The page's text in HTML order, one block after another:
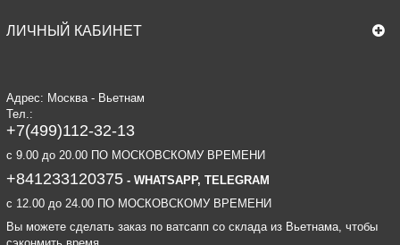
ЛИЧНЫЙ КАБИНЕТ
Адрес: Москва - Вьетнам
Тел.:
+7(499)112-32-13
c 9.00 до 20.00 ПО МОСКОВСКОМУ ВРЕМЕНИ
+841233120375- WHATSAPP, TELEGRAM
c 12.00 до 24.00 ПО МОСКОВСКОМУ ВРЕМЕНИ
Вы можете сделать заказ по ватсапп со склада из Вьетнама, чтобы